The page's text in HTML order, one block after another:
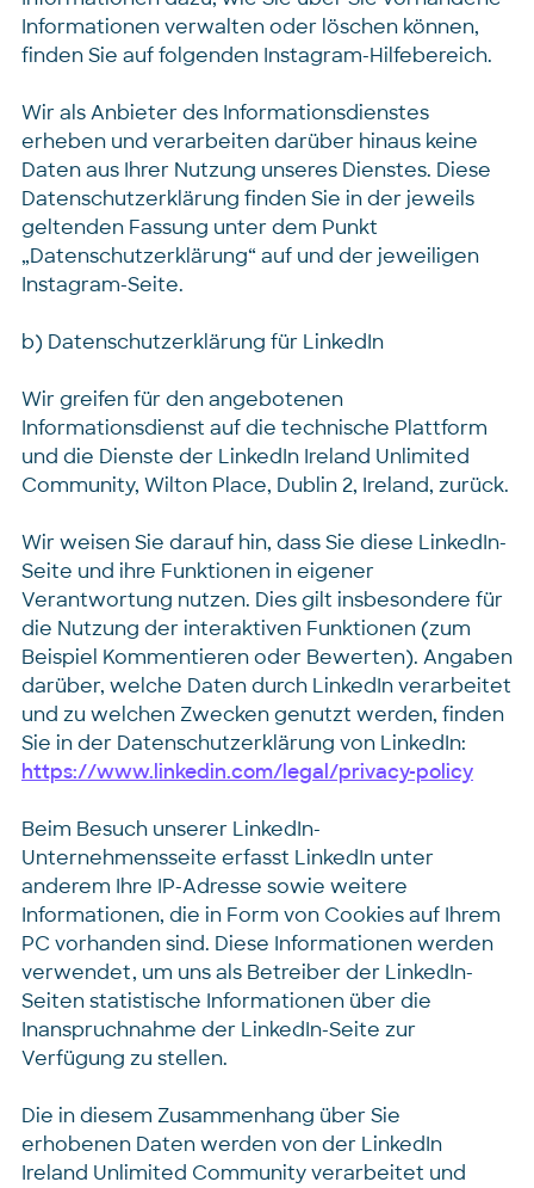
Informationen verwalten oder löschen können,
finden Sie auf folgenden Instagram-Hilfebereich.
Wir als Anbieter des Informationsdienstes
erheben und verarbeiten darüber hinaus keine
Daten aus Ihrer Nutzung unseres Dienstes. Diese
Datenschutzerklärung finden Sie in der jeweils
geltenden Fassung unter dem Punkt
„Datenschutzerklärung“ auf und der jeweiligen
Instagram-Seite.
b) Datenschutzerklärung für LinkedIn
Wir greifen für den angebotenen
Informationsdienst auf die technische Plattform
und die Dienste der LinkedIn Ireland Unlimited
Community, Wilton Place, Dublin 2, Ireland, zurück.
Wir weisen Sie darauf hin, dass Sie diese LinkedIn-
Seite und ihre Funktionen in eigener
Verantwortung nutzen. Dies gilt insbesondere für
die Nutzung der interaktiven Funktionen (zum
Beispiel Kommentieren oder Bewerten). Angaben
darüber, welche Daten durch LinkedIn verarbeitet
und zu welchen Zwecken genutzt werden, finden
Sie in der Datenschutzerklärung von LinkedIn:
https://www.linkedin.com/legal/privacy-policy
Beim Besuch unserer LinkedIn-
Unternehmensseite erfasst LinkedIn unter
anderem Ihre IP-Adresse sowie weitere
Informationen, die in Form von Cookies auf Ihrem
PC vorhanden sind. Diese Informationen werden
verwendet, um uns als Betreiber der LinkedIn-
Seiten statistische Informationen über die
Inanspruchnahme der LinkedIn-Seite zur
Verfügung zu stellen.
Die in diesem Zusammenhang über Sie
erhobenen Daten werden von der LinkedIn
Ireland Unlimited Community verarbeitet und